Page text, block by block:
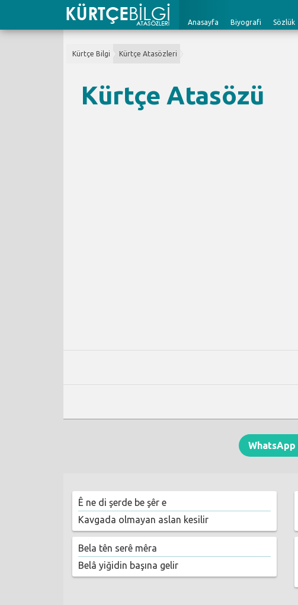
Anasayfa Biyografi Sözlük
Kürtçe Bilgi Kürtçe Atasözleri
Kürtçe Atasözü
WhatsApp
Ê ne di şerde be şêr e
Kavgada olmayan aslan kesilir
Bela tên serê mêra
Belâ yiğidin başına gelir